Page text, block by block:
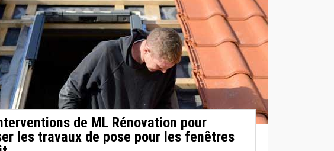
de ML Rénovation pour
les travaux de pose pour les fenêtres